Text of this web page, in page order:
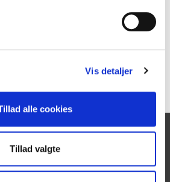
Vis detaljer
alle cookies
Tillad valgte
Risskov Gymnasium.